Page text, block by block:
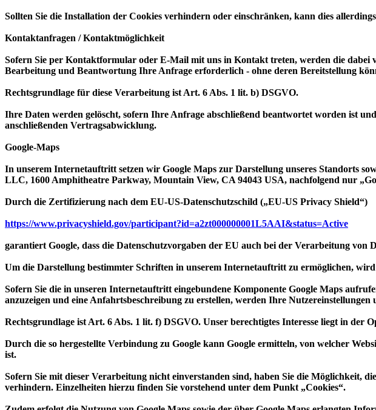
Sollten Sie die Installation der Cookies verhindern oder einschränken, kann dies
Kontaktanfragen / Kontaktmöglichkeit
Sofern Sie per Kontaktformular oder E-Mail mit uns in Kontakt treten, werden die
Bearbeitung und Beantwortung Ihre Anfrage erforderlich - ohne deren Bereitstellung
Rechtsgrundlage für diese Verarbeitung ist Art. 6 Abs. 1 lit. b) DSGVO.
Ihre Daten werden gelöscht, sofern Ihre Anfrage abschließend beantwortet worden ist
anschließenden Vertragsabwicklung.
Google-Maps
In unserem Internetauftritt setzen wir Google Maps zur Darstellung unseres Standorts
LLC, 1600 Amphitheatre Parkway, Mountain View, CA 94043 USA, nachfolgend nur
Durch die Zertifizierung nach dem EU-US-Datenschutzschild („EU-US Privacy Shield“)
https://www.privacyshield.gov/participant?id=a2zt000000001L5AAI&status=Active
garantiert Google, dass die Datenschutzvorgaben der EU auch bei der Verarbeitung von
Um die Darstellung bestimmter Schriften in unserem Internetauftritt zu ermöglichen,
Sofern Sie die in unseren Internetauftritt eingebundene Komponente Google Maps
anzuzeigen und eine Anfahrtsbeschreibung zu erstellen, werden Ihre
Rechtsgrundlage ist Art. 6 Abs. 1 lit. f) DSGVO. Unser berechtigtes Interesse liegt in
Durch die so hergestellte Verbindung zu Google kann Google ermitteln, von welcher
ist.
Sofern Sie mit dieser Verarbeitung nicht einverstanden sind, haben Sie die Möglichkeit,
verhindern. Einzelheiten hierzu finden Sie vorstehend unter dem Punkt „Cookies“.